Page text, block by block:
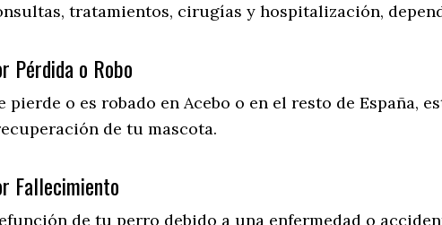
tratamientos, cirugías y hospitalización,
Pérdida o Robo
pierde o es robado en Acebo o en el resto de España,
de tu mascota.
Fallecimiento
de tu perro debido a una enfermedad o